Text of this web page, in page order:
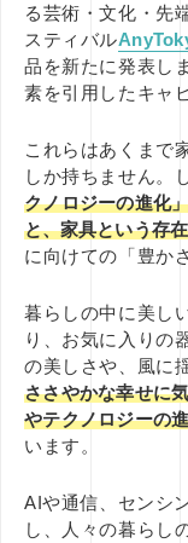
る芸術・文化・先
スティバル
品を新たに発表し
素を引用したキャ
これらはあくまで
しか持ちません。
クノロジーの進化
と、家具という存在
に向けての「豊か
暮らしの中に美し
り、お気に入りの
の美しさや、風に
ささやかな幸せに
やテクノロジーの
います。
AIや通信、センシ
し、人々の暮らし